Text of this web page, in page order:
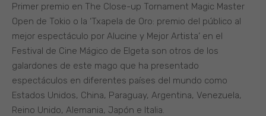
Primer premio en The Close-up Tornament Magic Master
Open de Tokio o la ‘Txapela de Oro: premio del público al
mejor espectáculo por Alucine y Mejor Artista’ en el
Festival de Cine Mágico de Elgeta son otros de los
galardones de este mago que ha presentado
espectáculos en diferentes países del mundo como
Estados Unidos, China, Paraguay, Argentina, Venezuela,
Reino Unido, Alemania, Japón e Italia.